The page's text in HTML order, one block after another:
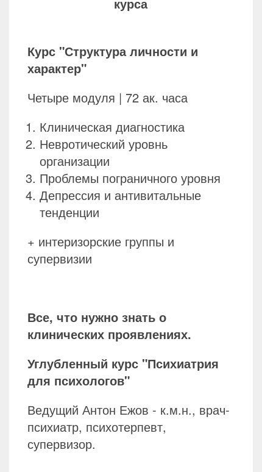
Курс "Структура личности и
характер"
Четыре модуля | 72 ак. часа
Клиническая диагностика
Невротический уровнь
организации
Проблемы пограничного уровня
Депрессия и антивитальные
тенденции
+ интеризорские группы и
супервизии
Все, что нужно знать о
клинических проявлениях.
Углубленный курс "Психиатрия
для психологов"
Ведущий Антон Ежов - к.м.н., врач-
психиатр, психотерпевт,
супервизор.